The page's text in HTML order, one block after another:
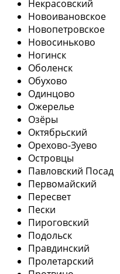
Некрасовский
Новоивановское
Новопетровское
Новосиньково
Ногинск
Оболенск
Обухово
Одинцово
Ожерелье
Озёры
Октябрьский
Орехово-Зуево
Островцы
Павловский Посад
Первомайский
Пересвет
Пески
Пироговский
Подольск
Правдинский
Пролетарский